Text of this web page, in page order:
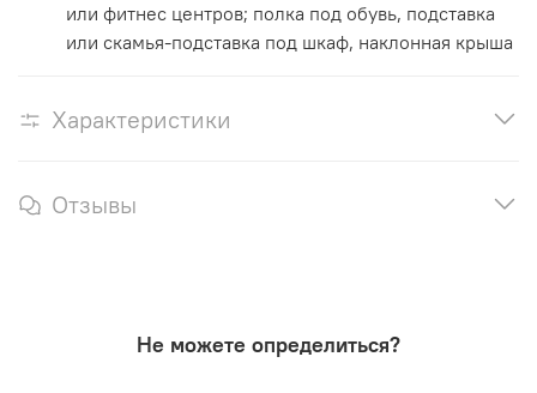
или фитнес центров; полка под обувь, подставка
или скамья-подставка под шкаф, наклонная крыша
Характеристики
Отзывы
Не можете определиться?